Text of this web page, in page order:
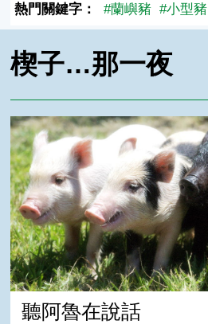
熱門關鍵字： #蘭嶼豬 #小型豬
楔子…那一夜
聽阿魯在說話
聽阿魯在說話